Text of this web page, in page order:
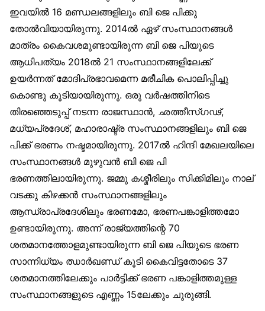
ഇവയിൽ 16 മണ്ഡലങ്ങളിലും ബി ജെ പിക്കു
തോൽവിയായിരുന്നു. 2014ൽ ഏഴ് സംസ്ഥാനങ്ങൾ
മാത്രം കൈവശമുണ്ടായിരുന്ന ബി ജെ പിയുടെ
ആധിപത്യം 2018ൽ 21 സംസ്ഥാനങ്ങളിലേക്ക്
ഉയർന്നത് മോദിപ്രഭാവമെന്ന മരീചിക പൊലിപ്പിച്ചു
കൊണ്ടു കൂടിയായിരുന്നു. ഒരു വർഷത്തിനിടെ
തിരഞ്ഞെടുപ്പ് നടന്ന രാജസ്ഥാൻ, ഛത്തീസ്ഗഢ്,
മധ്യപ്രദേശ്, മഹാരാഷ്ട്ര സംസ്ഥാനങ്ങളിലും ബി ജെ
പിക്ക് ഭരണം നഷ്ടമായിരുന്നു. 2017ൽ ഹിന്ദി മേഖലയിലെ
സംസ്ഥാനങ്ങൾ മുഴുവൻ ബി ജെ പി
ഭരണത്തിലായിരുന്നു. ജമ്മു കശ്മീരിലും സിക്കിമിലും നാല്
വടക്കു കിഴക്കൻ സംസ്ഥാനങ്ങളിലും
ആന്ധ്രാപ്രദേശിലും ഭരണമോ, ഭരണപങ്കാളിത്തമോ
ഉണ്ടായിരുന്നു. അന്ന് രാജ്യത്തിന്റെ 70
ശതമാനത്തോളമുണ്ടായിരുന്ന ബി ജെ പിയുടെ ഭരണ
സാന്നിധ്യം ഝാർഖണ്ഡ് കൂടി കൈവിട്ടതോടെ 37
ശതമാനത്തിലേക്കും പാർട്ടിക്ക് ഭരണ പങ്കാളിത്തമുള്ള
സംസ്ഥാനങ്ങളുടെ എണ്ണം 15ലേക്കും ചുരുങ്ങി.